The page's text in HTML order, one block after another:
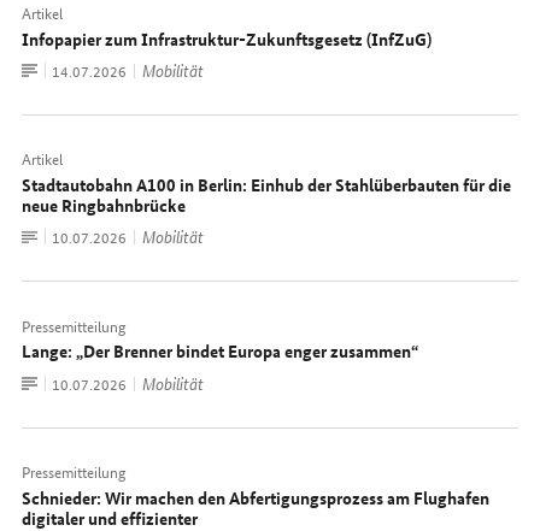
Artikel
Infopapier zum Infrastruktur-Zukunftsgesetz (InfZuG)
Zum
Dokument
Datum:
14.07.2026 Mobilität
Artikel
Stadtautobahn A100 in Berlin: Einhub der Stahlüberbauten für die
neue Ringbahnbrücke
Zum
Dokument
Datum:
10.07.2026 Mobilität
Pressemitteilung
Lange: „Der Brenner bindet Europa enger zusammen“
Zum
Dokument
Datum:
10.07.2026 Mobilität
Pressemitteilung
Schnieder: Wir machen den Abfertigungsprozess am Flughafen
digitaler und effizienter